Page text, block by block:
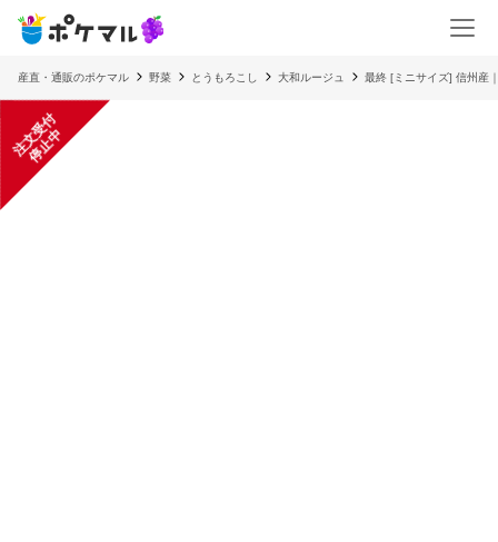
産直・通販のポケマル 野菜 とうもろこし 大和ルージュ 最終 [ミニサイズ] 信州産
注
文
受
付
停
止
中